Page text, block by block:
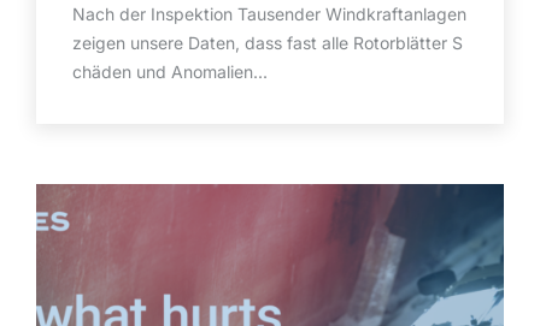
Nach der Inspektion Tausender Windkraftanlagen
zeigen unsere Daten, dass fast alle Rotorblätter S
chäden und Anomalien...